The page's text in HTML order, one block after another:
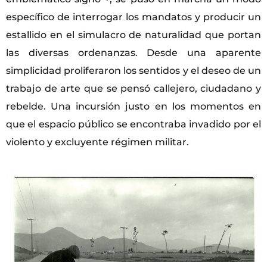
específico de interrogar los mandatos y producir un
estallido en el simulacro de naturalidad que portan
las diversas ordenanzas. Desde una aparente
simplicidad proliferaron los sentidos y el deseo de un
trabajo de arte que se pensó callejero, ciudadano y
rebelde. Una incursión justo en los momentos en
que el espacio público se encontraba invadido por el
violento y excluyente régimen militar.